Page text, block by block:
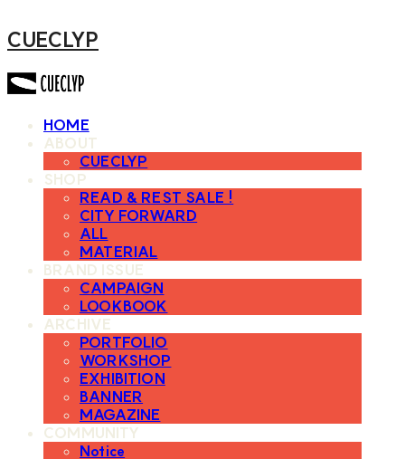
CUECLYP
HOME
ABOUT
CUECLYP
SHOP
READ & REST SALE !
CITY FORWARD
ALL
MATERIAL
BRAND ISSUE
CAMPAIGN
LOOKBOOK
ARCHIVE
PORTFOLIO
WORKSHOP
EXHIBITION
BANNER
MAGAZINE
COMMUNITY
Notice